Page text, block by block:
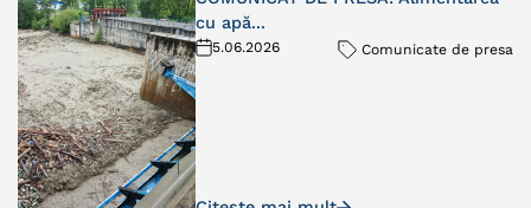
cu apă...
5.06.2026 Comunicate de presa